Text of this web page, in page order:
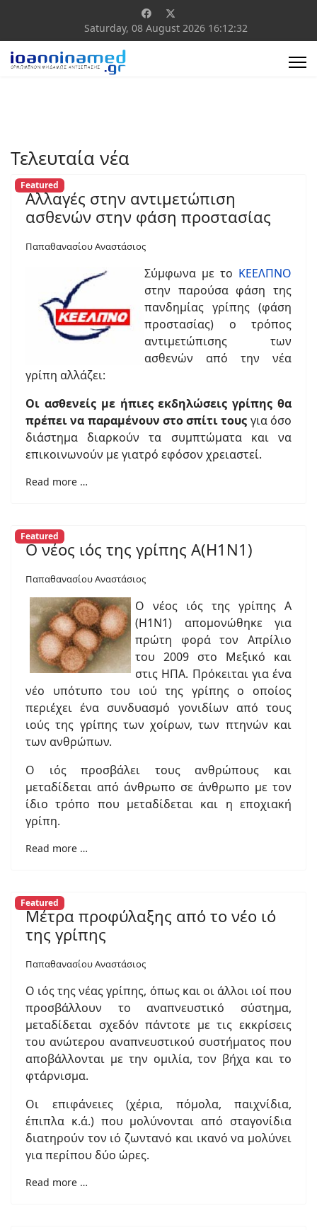
Saturday, 08 August 2026 16:12:32
Τελευταία νέα
Featured
Αλλαγές στην αντιμετώπιση
ασθενών στην φάση προστασίας
Παπαθανασίου Αναστάσιος
Σύμφωνα με το ΚΕΕΛΠΝΟ
στην παρούσα φάση της
πανδημίας γρίπης (φάση
προστασίας) ο τρόπος
αντιμετώπισης των
ασθενών από την νέα
γρίπη αλλάζει:
Οι ασθενείς με ήπιες εκδηλώσεις γρίπης θα
πρέπει να παραμένουν στο σπίτι τους για όσο
διάστημα διαρκούν τα συμπτώματα και να
επικοινωνούν με γιατρό εφόσον χρειαστεί.
Read more …
Featured
Ο νέος ιός της γρίπης Α(Η1Ν1)
Παπαθανασίου Αναστάσιος
Ο νέος ιός της γρίπης Α
(Η1Ν1) απομονώθηκε για
πρώτη φορά τον Απρίλιο
του 2009 στο Μεξικό και
στις ΗΠΑ. Πρόκειται για ένα
νέο υπότυπο του ιού της γρίπης ο οποίος
περιέχει ένα συνδυασμό γονιδίων από τους
ιούς της γρίπης των χοίρων, των πτηνών και
των ανθρώπων.
Ο ιός προσβάλει τους ανθρώπους και
μεταδίδεται από άνθρωπο σε άνθρωπο με τον
ίδιο τρόπο που μεταδίδεται και η εποχιακή
γρίπη.
Read more …
Featured
Μέτρα προφύλαξης από το νέο ιό
της γρίπης
Παπαθανασίου Αναστάσιος
Ο ιός της νέας γρίπης, όπως και οι άλλοι ιοί που
προσβάλλουν το αναπνευστικό σύστημα,
μεταδίδεται σχεδόν πάντοτε με τις εκκρίσεις
του ανώτερου αναπνευστικού συστήματος που
αποβάλλονται με την ομιλία, τον βήχα και το
φτάρνισμα.
Οι επιφάνειες (χέρια, πόμολα, παιχνίδια,
έπιπλα κ.ά.) που μολύνονται από σταγονίδια
διατηρούν τον ιό ζωντανό και ικανό να μολύνει
για περίπου δύο ώρες.
Read more …